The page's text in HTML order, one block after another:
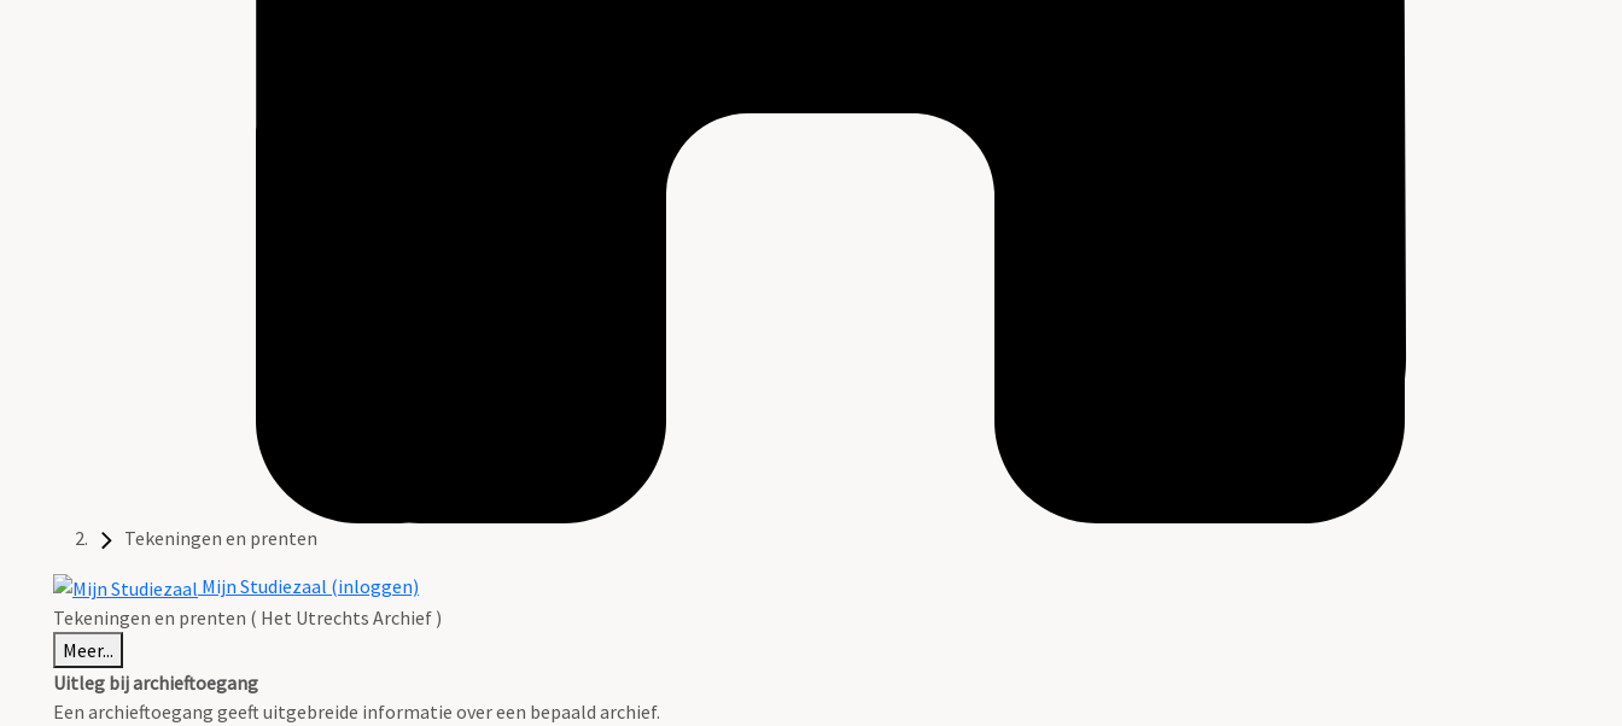
Tekeningen en prenten
Mijn Studiezaal (inloggen)
Tekeningen en prenten ( Het Utrechts Archief )
Meer...
Uitleg bij archieftoegang
Een archieftoegang geeft uitgebreide informatie over een bepaald archief.